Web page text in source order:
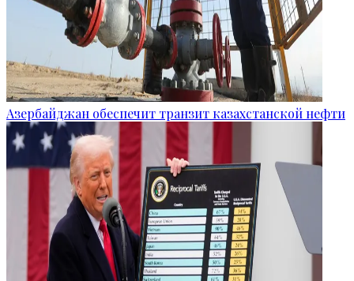
Азербайджан обеспечит транзит казахстанской нефти